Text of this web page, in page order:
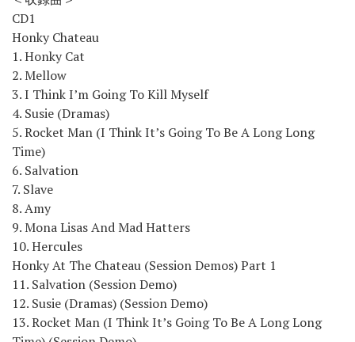
CD1
Honky Chateau
1. Honky Cat
2. Mellow
3. I Think I’m Going To Kill Myself
4. Susie (Dramas)
5. Rocket Man (I Think It’s Going To Be A Long Long
Time)
6. Salvation
7. Slave
8. Amy
9. Mona Lisas And Mad Hatters
10. Hercules
Honky At The Chateau (Session Demos) Part 1
11. Salvation (Session Demo)
12. Susie (Dramas) (Session Demo)
13. Rocket Man (I Think It’s Going To Be A Long Long